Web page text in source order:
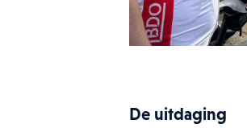
De uitdaging